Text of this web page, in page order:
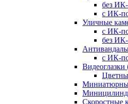
без
с ИК-
Уличные
с ИК-
без
с ИК-
Видеоглазки
Скоростные